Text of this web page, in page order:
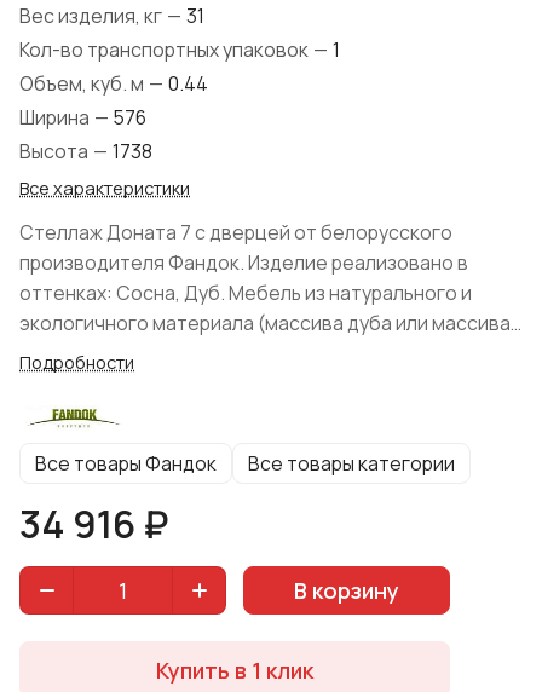
Вес изделия, кг — 31
Кол-во транспортных упаковок — 1
Объем, куб. м — 0.44
Ширина — 576
Высота — 1738
Все характеристики
Стеллаж Доната 7 с дверцей от белорусского
производителя Фандок. Изделие реализовано в
оттенках: Сосна, Дуб. Мебель из натурального и
экологичного материала (массива дуба или массива
сосны на выбор). Поверхность изделия покрыта
Подробности
Все товары Фандок Все товары категории
34 916 ₽
В корзину
Купить в 1 клик